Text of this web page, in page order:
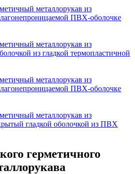
металлорукав из
ПВХ-оболочке
металлорукав из
из гладкой термопластичной
металлорукав из
ПВХ-оболочке
металлорукав из
гладкой оболочкой из ПВХ
герметичного